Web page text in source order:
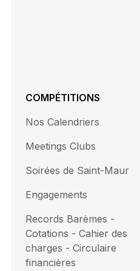
COMPÉTITIONS
Nos Calendriers
Meetings Clubs
Soirées de Saint-Maur
Engagements
Records Barèmes -
Cotations - Cahier des
charges - Circulaire
financières